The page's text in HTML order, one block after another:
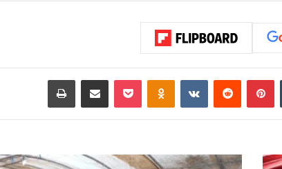
‏Tumblr بينتيريست ‏Reddit
‏VKontakte
Odnoklassniki
‫Pocket مشاركة عبر البريد طباعة
ت